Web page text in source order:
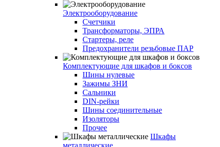
Электрооборудование
Счетчики
Трансформаторы, ЭПРА
Стартеры, реле
Предохранители резьбовые ПАР
Комплектующие для шкафов и боксов
Шины нулевые
Зажимы ЗНИ
Сальники
DIN-рейки
Шины соединительные
Изоляторы
Прочее
Шкафы
металлические